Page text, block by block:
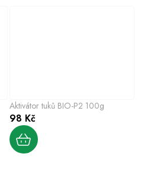
Aktivátor tuků BIO-P2 100g
98 Kč